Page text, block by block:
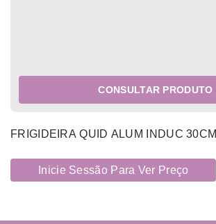
CONSULTAR PRODUTO
FRIGIDEIRA QUID ALUM INDUC 30CM
Inicie Sessão Para Ver Preço